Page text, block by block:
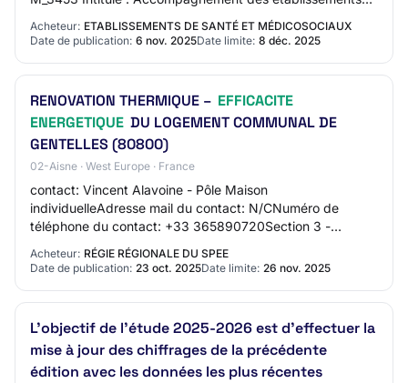
de santé adhérents du GCS UniHA d…
Acheteur: ETABLISSEMENTS DE SANTÉ ET MÉDICOSOCIAUX
Date de publication: 6 nov. 2025Date limite: 8 déc. 2025
RENOVATION THERMIQUE – EFFICACITE
ENERGETIQUE DU LOGEMENT COMMUNAL DE
GENTELLES (80800)
02-Aisne · West Europe · France
contact: Vincent Alavoine - Pôle Maison
individuelleAdresse mail du contact: N/CNuméro de
téléphone du contact: +33 365890720Section 3 -
Identification du marchéIntitulé du marché: RENOVATION
THERMIQ…
Acheteur: RÉGIE RÉGIONALE DU SPEE
Date de publication: 23 oct. 2025Date limite: 26 nov. 2025
L'objectif de l'étude 2025-2026 est d'effectuer la
mise à jour des chiffrages de la précédente
édition avec les données les plus récentes